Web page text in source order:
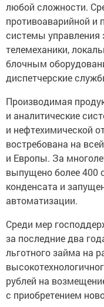
любой сложности.
противоаварийной
системы управления
телемеханики,
блочным
диспетчерские
Производимая
и аналитические
и нефтехимической
востребована на
и Европы. За
выпущено более 400
конденсата и
автоматизации.
Среди мер
за последние два
льготного займа на
рублей на
с приобретением